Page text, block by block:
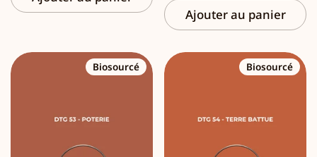
Ajouter au panier
Biosourcé Biosourcé